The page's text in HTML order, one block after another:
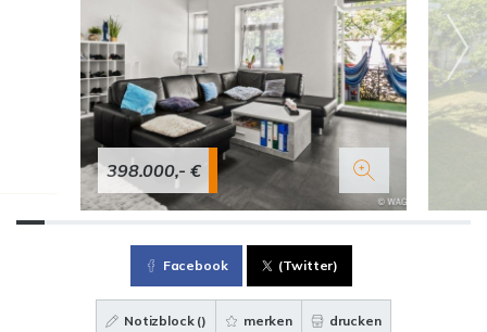
398.000,- €
Facebook (Twitter)
Notizblock () merken drucken